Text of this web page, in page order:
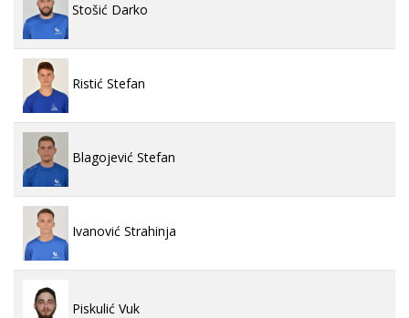
Stošić Darko
Ristić Stefan
Blagojević Stefan
Ivanović Strahinja
Piskulić Vuk